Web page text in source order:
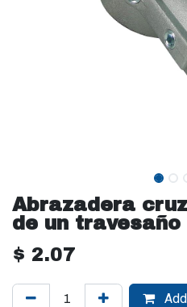
Abrazadera
de un travesaño
$ 2.07